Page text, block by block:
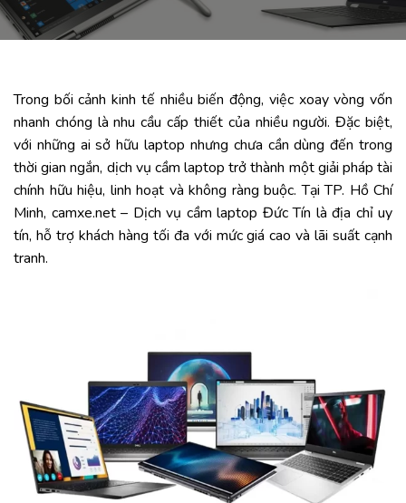
Trong bốicảnhkinh tế nhiềubiếnđộng, việc xoayvòngvốn
nhanh chóng lànhucầucấp thiết của nhiềungười.Đặcbiệt,
với những aisởhữulaptop nhưng chưa cầndùngđếntrong
thờigianngắn, dịch vụ cầmlaptop trởthành mộtgiải pháptài
chính hữu hiệu, linh hoạt và không ràng buộc.TạiTP. Hồ Chí
Minh, camxe.net – Dịch vụ cầm laptop ĐứcTín là địa chỉ uy
tín, hỗ trợ khách hàng tối đa với mứcgiácaovàlãisuấtcạnh
tranh.